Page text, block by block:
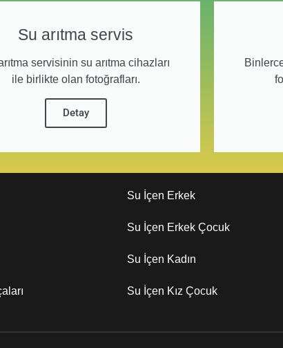
Su arıtma servis
servisinin su arıtma cihazları
ile birlikte olan fotoğrafları.
Detay
Su İçen Erkek
Su İçen Erkek Çocuk
Su İçen Kadın
Su İçen Kız Çocuk